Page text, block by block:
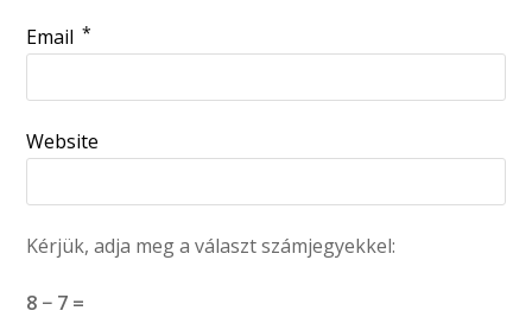
Email *
Website
Kérjük, adja meg a választ számjegyekkel:
8 − 7 =